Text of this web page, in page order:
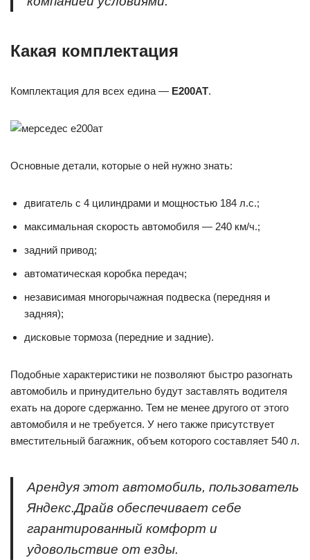
Какая комплектация
Комплектация для всех едина — E200AT.
Основные детали, которые о ней нужно знать:
двигатель с 4 цилиндрами и мощностью 184 л.с.;
максимальная скорость автомобиля — 240 км/ч.;
задний привод;
автоматическая коробка передач;
независимая многорычажная подвеска (передняя и
задняя);
дисковые тормоза (передние и задние).
Подобные характеристики не позволяют быстро разогнать
автомобиль и принудительно будут заставлять водителя
ехать на дороге сдержанно. Тем не менее другого от этого
автомобиля и не требуется. У него также присутствует
вместительный багажник, объем которого составляет 540 л.
Арендуя этот автомобиль, пользователь
Яндекс.Драйв обеспечивает себе
гарантированный комфорт и
удовольствие от езды.